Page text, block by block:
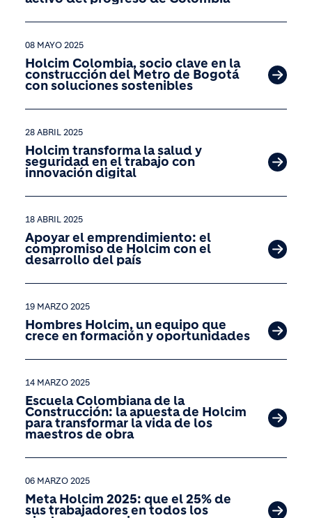
08 MAYO 2025
Holcim Colombia, socio clave en la
construcción del Metro de Bogotá
con soluciones sostenibles
28 ABRIL 2025
Holcim transforma la salud y
seguridad en el trabajo con
innovación digital
18 ABRIL 2025
Apoyar el emprendimiento: el
compromiso de Holcim con el
desarrollo del país
19 MARZO 2025
Hombres Holcim, un equipo que
crece en formación y oportunidades
14 MARZO 2025
Escuela Colombiana de la
Construcción: la apuesta de Holcim
para transformar la vida de los
maestros de obra
06 MARZO 2025
Meta Holcim 2025: que el 25% de
sus trabajadores en todos los